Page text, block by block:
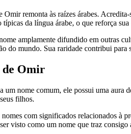
Omir remonta às raízes árabes.
típicas da língua árabe, o que reforça
amplamente difundido em outras
do mundo. Sua raridade contribui para
de Omir
um nome comum, ele possui uma aura
filhos.
com significados relacionados à
visto como um nome que traz